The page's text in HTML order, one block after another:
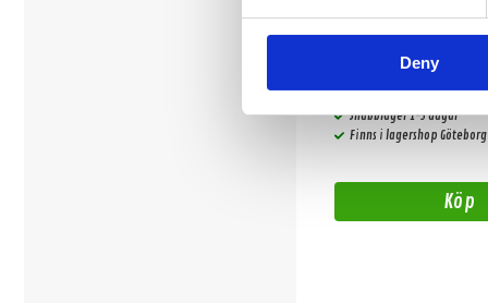
Deny
Volvo S/V/4/6/7/8
Snabblager 1-3 dagar
Finns i lagershop Göteborg
Köp